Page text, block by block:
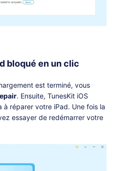
bloqué en un clic
est terminé, vous
. Ensuite, TunesKit iOS
à réparer votre iPad. Une fois la
essayer de redémarrer votre